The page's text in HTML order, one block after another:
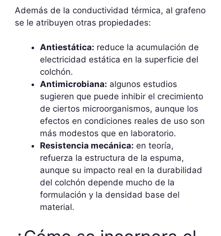
Además de la conductividad térmica, al grafeno
se le atribuyen otras propiedades:
Antiestática: reduce la acumulación de
electricidad estática en la superficie del
colchón.
Antimicrobiana: algunos estudios
sugieren que puede inhibir el crecimiento
de ciertos microorganismos, aunque los
efectos en condiciones reales de uso son
más modestos que en laboratorio.
Resistencia mecánica: en teoría,
refuerza la estructura de la espuma,
aunque su impacto real en la durabilidad
del colchón depende mucho de la
formulación y la densidad base del
material.